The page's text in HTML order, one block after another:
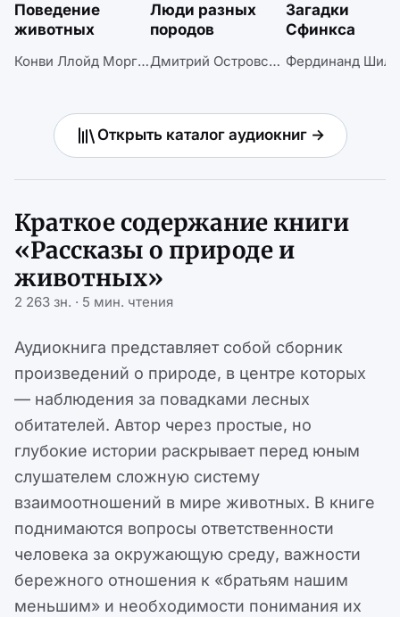
Поведение
животных
Конви Ллойд Морган
Люди разных
породов
Дмитрий Островский
Загадки
Сфинкса
Фердинанд
Открыть каталог аудиокниг →
Краткое содержание книги
«Рассказы о природе и
животных»
2 263 зн. · 5 мин. чтения
Аудиокнига представляет собой сборник
произведений о природе, в центре которых
— наблюдения за повадками лесных
обитателей. Автор через простые, но
глубокие истории раскрывает перед юным
слушателем сложную систему
взаимоотношений в мире животных. В книге
поднимаются вопросы ответственности
человека за окружающую среду, важности
бережного отношения к «братьям нашим
меньшим» и необходимости понимания их